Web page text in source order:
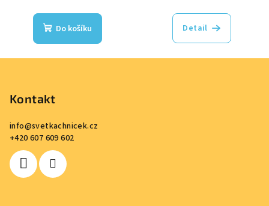
Do košíku Detail
Kontakt
info@svetkachnicek.cz
+420 607 609 602